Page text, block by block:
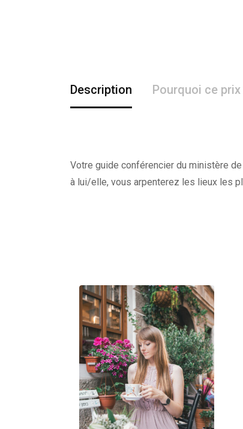
Description Pourquoi ce prix
Votre guide conférencier du ministère
à lui/elle, vous arpenterez les lieux les